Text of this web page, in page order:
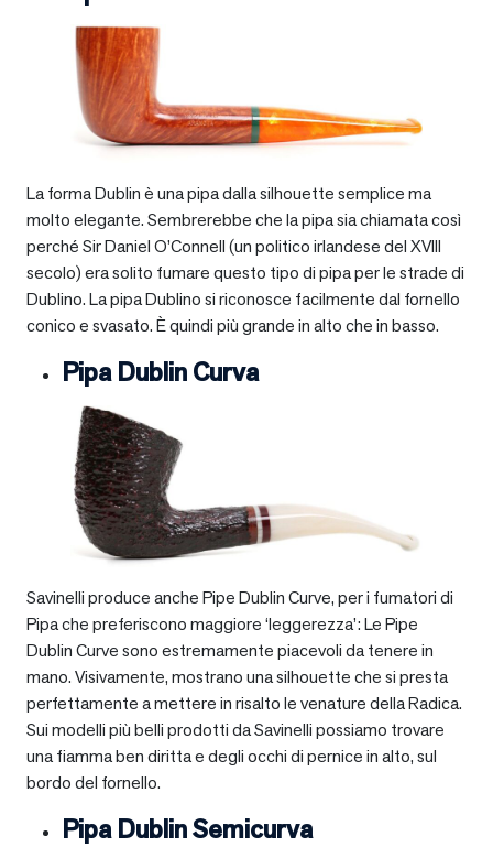
La forma Dublin è una pipa dalla silhouette semplice ma
molto elegante. Sembrerebbe che la pipa sia chiamata così
perché Sir Daniel O’Connell (un politico irlandese del XVIII
secolo) era solito fumare questo tipo di pipa per le strade di
Dublino. La pipa Dublino si riconosce facilmente dal fornello
conico e svasato. È quindi più grande in alto che in basso.
Pipa Dublin Curva
Savinelli produce anche Pipe Dublin Curve, per i fumatori di
Pipa che preferiscono maggiore ‘leggerezza’: Le Pipe
Dublin Curve sono estremamente piacevoli da tenere in
mano. Visivamente, mostrano una silhouette che si presta
perfettamente a mettere in risalto le venature della Radica.
Sui modelli più belli prodotti da Savinelli possiamo trovare
una fiamma ben diritta e degli occhi di pernice in alto, sul
bordo del fornello.
Pipa Dublin Semicurva